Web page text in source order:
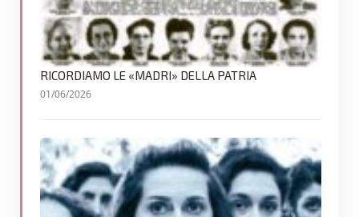
RICORDIAMO LE «MADRI» DELLA PATRIA
01/06/2026